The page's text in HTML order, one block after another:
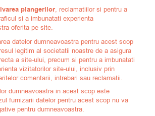
plangerilor, reclamatiilor si pentru a
si a imbunatati experienta
oferita pe site.
datelor dumneavoastra pentru acest scop
legitim al societatii noastre de a asigura
a site-ului, precum si pentru a imbunatati
vizitatorilor site-ului, inclusiv prin
comentarii, intrebari sau reclamatii.
dumneavoastra in acest scop este
furnizarii datelor pentru acest scop nu va
pentru dumneavoastra.